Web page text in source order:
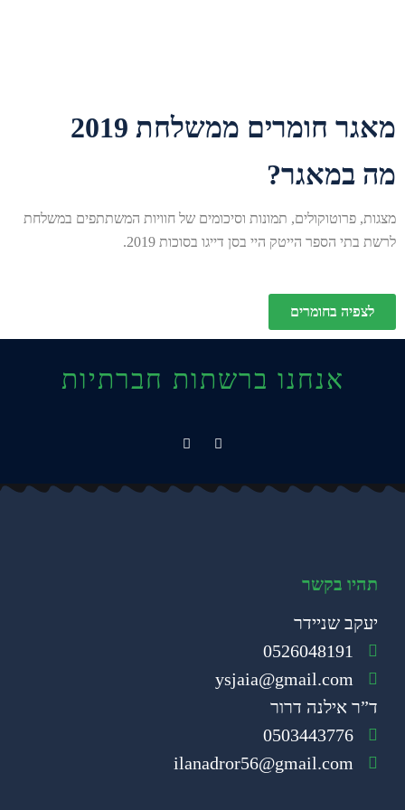
מאגר חומרים ממשלחת 2019
מה במאגר?
מצגות, פרוטוקולים, תמונות וסיכומים של חוויות המשתתפים במשלחת
לרשת בתי הספר הייטק היי בסן דייגו בסוכות 2019.
לצפיה בחומרים
אנחנו ברשתות חברתיות
תהיו בקשר
יעקב שניידר
0526048191
ysjaia@gmail.com
ד”ר אילנה דרור
0503443776
ilanadror56@gmail.com